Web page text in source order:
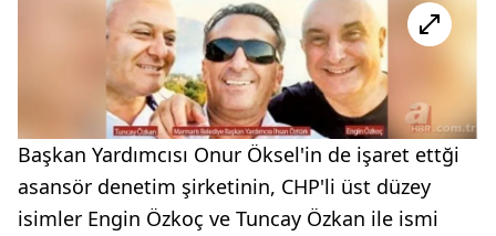
Başkan Yardımcısı Onur Öksel'in de işaret ettği
asansör denetim şirketinin, CHP'li üst düzey
isimler Engin Özkoç ve Tuncay Özkan ile ismi